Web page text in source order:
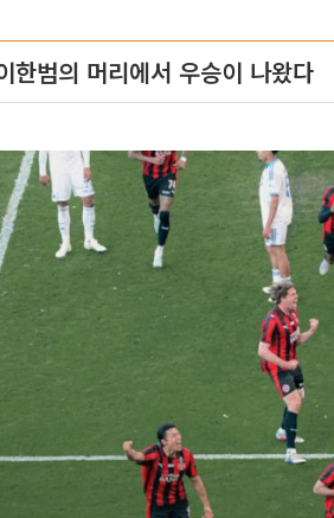
한범의 머리에서 우승이 나왔다